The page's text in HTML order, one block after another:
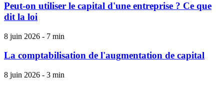
Peut-on utiliser le capital d'une entreprise ? Ce que
dit la loi
8 juin 2026 - 7 min
La comptabilisation de l'augmentation de capital
8 juin 2026 - 3 min